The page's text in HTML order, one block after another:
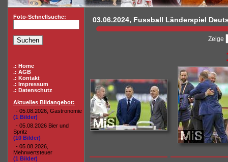
Foto-Schnellsuche:
.: Home
.: AGB
.: Kontakt
.: Impressum
.: Datenschutz
Aktuelles Bildangebot:
- 05.08.2026, Gastronomie
(1 Bilder)
- 05.08.2026 Bier und
Spritz
(10 Bilder)
- 05.08.2026,
Mehrwertsteuer
(1 Bilder)
03.06.2024, Fussball Länderspiel
Zeige